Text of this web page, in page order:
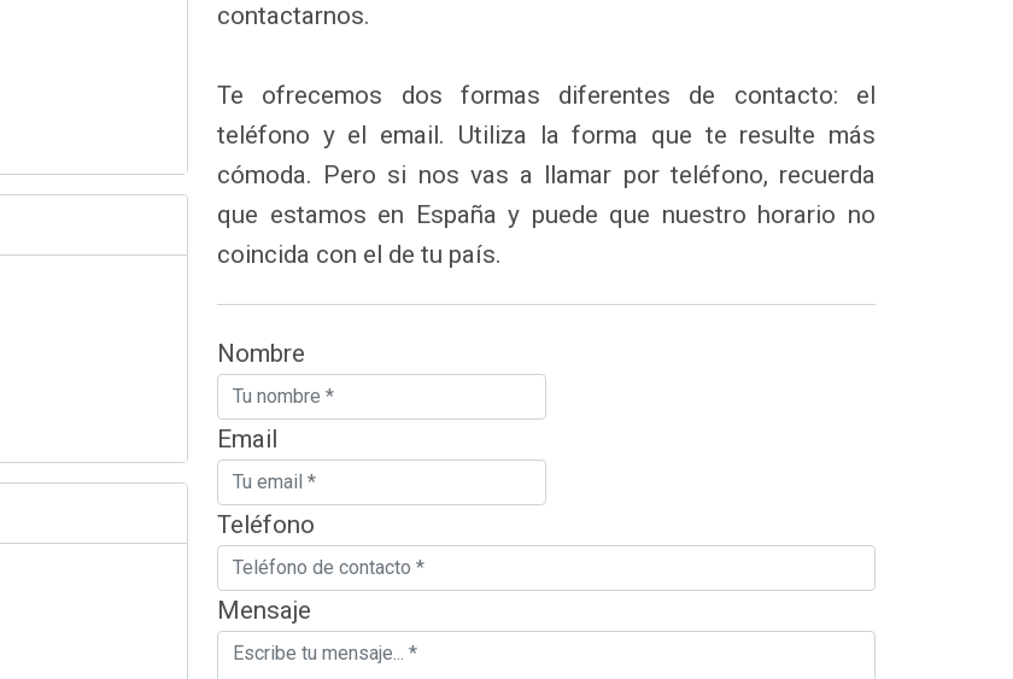
contactarnos.
Te ofrecemos dos formas diferentes de contacto: el
teléfono y el email. Utiliza la forma que te resulte más
cómoda. Pero si nos vas a llamar por teléfono, recuerda
que estamos en España y puede que nuestro horario no
coincida con el de tu país.
Nombre
Email
Teléfono
Mensaje